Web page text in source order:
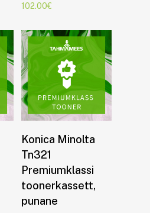
102.00€
Konica Minolta
Tn321
Premiumklassi
toonerkassett,
punane